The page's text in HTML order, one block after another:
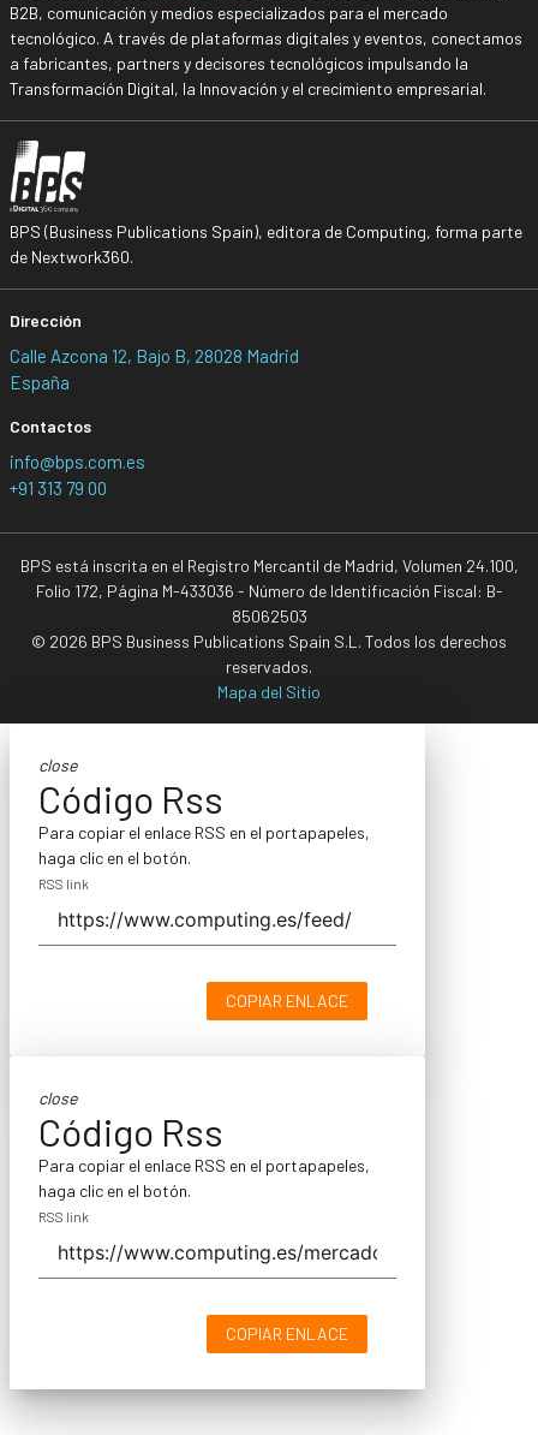
B2B, comunicación y medios especializados para el mercado
tecnológico. A través de plataformas digitales y eventos, conectamos
a fabricantes, partners y decisores tecnológicos impulsando la
Transformación Digital, la Innovación y el crecimiento empresarial.
BPS (Business Publications Spain), editora de Computing, forma parte
de Nextwork360.
Dirección
Calle Azcona 12, Bajo B, 28028 Madrid
España
Contactos
info@bps.com.es
+91 313 79 00
BPS está inscrita en el Registro Mercantil de Madrid, Volumen 24.100,
Folio 172, Página M-433036 - Número de Identificación Fiscal: B-
85062503
© 2026 BPS Business Publications Spain S.L. Todos los derechos
reservados.
Mapa del Sitio
close
Código Rss
Para copiar el enlace RSS en el portapapeles,
haga clic en el botón.
RSS link
COPIAR ENLACE
close
Código Rss
Para copiar el enlace RSS en el portapapeles,
haga clic en el botón.
RSS link
COPIAR ENLACE